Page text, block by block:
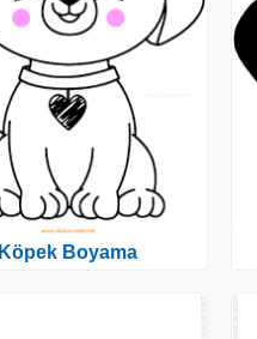
Köpek Boyama